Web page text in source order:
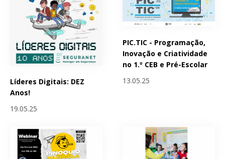
Líderes Digitais: DEZ
Anos!
19.05.25
PIC.TIC - Programação,
Inovação e Criatividade
no 1.º CEB e Pré-Escolar
13.05.25